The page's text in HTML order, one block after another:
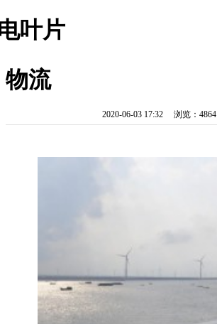
叶片
物流
2020-06-03 17:32 浏览：4864